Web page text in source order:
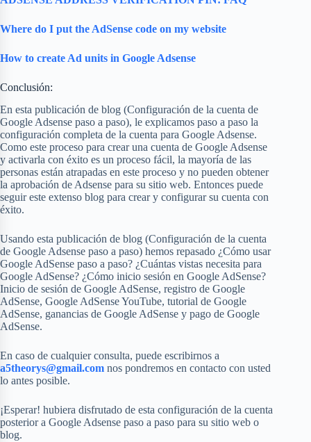
Where do I put the AdSense code on my website
How to create Ad units in Google Adsense
Conclusión:
En esta publicación de blog (Configuración de la cuenta de
Google Adsense paso a paso), le explicamos paso a paso la
configuración completa de la cuenta para Google Adsense.
Como este proceso para crear una cuenta de Google Adsense
y activarla con éxito es un proceso fácil, la mayoría de las
personas están atrapadas en este proceso y no pueden obtener
la aprobación de Adsense para su sitio web. Entonces puede
seguir este extenso blog para crear y configurar su cuenta con
éxito.
Usando esta publicación de blog (Configuración de la cuenta
de Google Adsense paso a paso) hemos repasado ¿Cómo usar
Google AdSense paso a paso? ¿Cuántas vistas necesita para
Google AdSense? ¿Cómo inicio sesión en Google AdSense?
Inicio de sesión de Google AdSense, registro de Google
AdSense, Google AdSense YouTube, tutorial de Google
AdSense, ganancias de Google AdSense y pago de Google
AdSense.
En caso de cualquier consulta, puede escribirnos a
a5theorys@gmail.com nos pondremos en contacto con usted
lo antes posible.
¡Esperar! hubiera disfrutado de esta configuración de la cuenta
posterior a Google Adsense paso a paso para su sitio web o
blog.